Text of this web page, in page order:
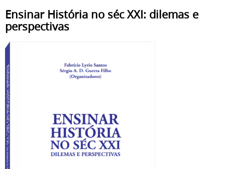
Ensinar História no séc XXI: dilemas e
perspectivas